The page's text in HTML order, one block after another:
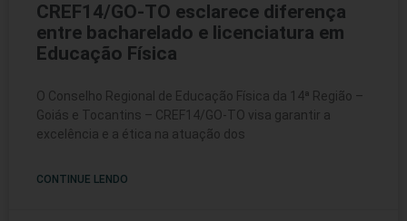
CREF14/GO-TO esclarece diferença
entre bacharelado e licenciatura em
Educação Física
O Conselho Regional de Educação Física da 14ª Região –
Goiás e Tocantins – CREF14/GO-TO visa garantir a
excelência e a ética na atuação dos
CONTINUE LENDO